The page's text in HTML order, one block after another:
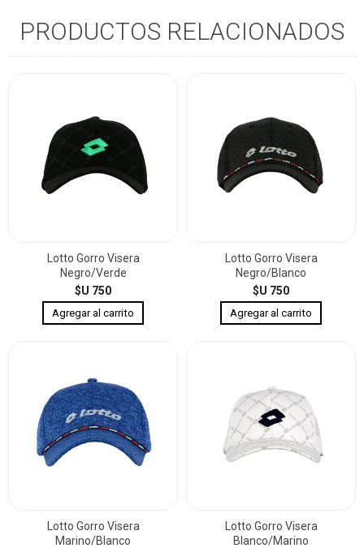
PRODUCTOS RELACIONADOS
Lotto Gorro Visera
Negro/Verde
$U 750
Lotto Gorro Visera
Negro/Blanco
$U 750
Lotto Gorro Visera
Marino/Blanco
Lotto Gorro Visera
Blanco/Marino